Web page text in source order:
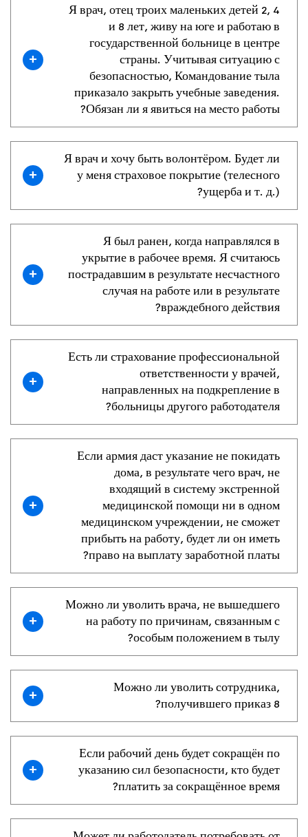
Я врач, отец троих маленьких детей 2, 4
и 8 лет, живу на юге и работаю в
государственной больнице в центре
страны. Учитывая ситуацию с
безопасностью, Командование тыла
приказало закрыть учебные заведения.
Обязан ли я явиться на место работы?
+
Я врач и хочу быть волонтёром. Будет ли
у меня страховое покрытие (телесного
ущерба и т. д.)?
+
Я был ранен, когда направлялся в
укрытие в рабочее время. Я считаюсь
пострадавшим в результате несчастного
случая на работе или в результате
враждебного действия?
+
Есть ли страхование профессиональной
ответственности у врачей,
направленных на подкрепление в
больницы другого работодателя?
+
Если армия даст указание не покидать
дома, в результате чего врач, не
входящий в систему экстренной
медицинской помощи ни в одном
медицинском учреждении, не сможет
прибыть на работу, будет ли он иметь
право на выплату заработной платы?
+
Можно ли уволить врача, не вышедшего
на работу по причинам, связанным с
особым положением в тылу?
+
Можно ли уволить сотрудника,
получившего приказ 8?
+
Если рабочий день будет сокращён по
указанию сил безопасности, кто будет
платить за сокращённое время?
+